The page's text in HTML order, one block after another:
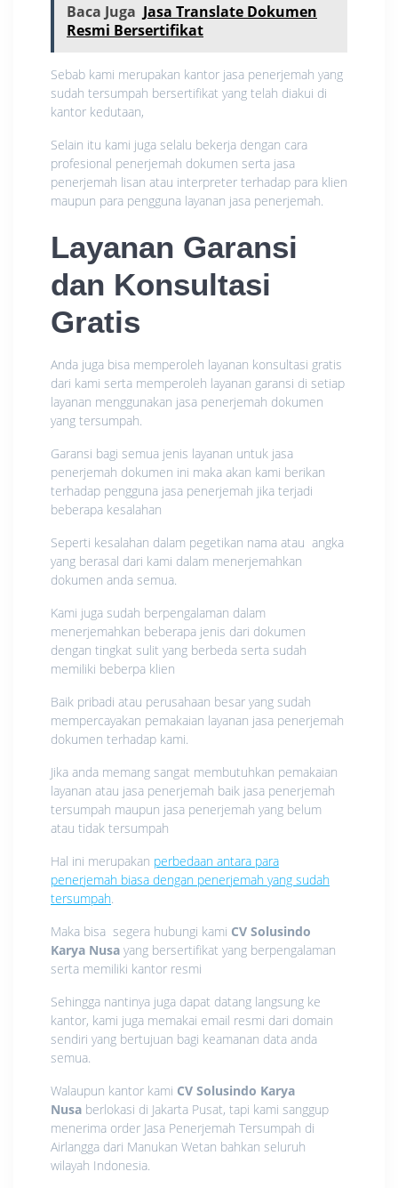
Baca Juga Jasa Translate Dokumen
Resmi Bersertifikat
Sebab kami merupakan kantor jasa penerjemah yang
sudah tersumpah bersertifikat yang telah diakui di
kantor kedutaan,
Selain itu kami juga selalu bekerja dengan cara
profesional penerjemah dokumen serta jasa
penerjemah lisan atau interpreter terhadap para klien
maupun para pengguna layanan jasa penerjemah.
Layanan Garansi
dan Konsultasi
Gratis
Anda juga bisa memperoleh layanan konsultasi gratis
dari kami serta memperoleh layanan garansi di setiap
layanan menggunakan jasa penerjemah dokumen
yang tersumpah.
Garansi bagi semua jenis layanan untuk jasa
penerjemah dokumen ini maka akan kami berikan
terhadap pengguna jasa penerjemah jika terjadi
beberapa kesalahan
Seperti kesalahan dalam pegetikan nama atau angka
yang berasal dari kami dalam menerjemahkan
dokumen anda semua.
Kami juga sudah berpengalaman dalam
menerjemahkan beberapa jenis dari dokumen
dengan tingkat sulit yang berbeda serta sudah
memiliki beberpa klien
Baik pribadi atau perusahaan besar yang sudah
mempercayakan pemakaian layanan jasa penerjemah
dokumen terhadap kami.
Jika anda memang sangat membutuhkan pemakaian
layanan atau jasa penerjemah baik jasa penerjemah
tersumpah maupun jasa penerjemah yang belum
atau tidak tersumpah
Hal ini merupakan perbedaan antara para
penerjemah biasa dengan penerjemah yang sudah
tersumpah.
Maka bisa segera hubungi kami CV Solusindo
Karya Nusa yang bersertifikat yang berpengalaman
serta memiliki kantor resmi
Sehingga nantinya juga dapat datang langsung ke
kantor, kami juga memakai email resmi dari domain
sendiri yang bertujuan bagi keamanan data anda
semua.
Walaupun kantor kami CV Solusindo Karya
Nusa berlokasi di Jakarta Pusat, tapi kami sanggup
menerima order Jasa Penerjemah Tersumpah di
Airlangga dari Manukan Wetan bahkan seluruh
wilayah Indonesia.